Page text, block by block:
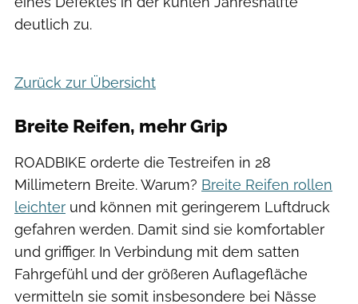
deutlich zu.
Zurück zur Übersicht
Breite Reifen, mehr Grip
ROADBIKE orderte die Testreifen in 28
Millimetern Breite. Warum? Breite Reifen rollen
leichter und können mit geringerem Luftdruck
gefahren werden. Damit sind sie komfortabler
und griffiger. In Verbindung mit dem satten
Fahrgefühl und der größeren Auflagefläche
vermitteln sie somit insbesondere bei Nässe